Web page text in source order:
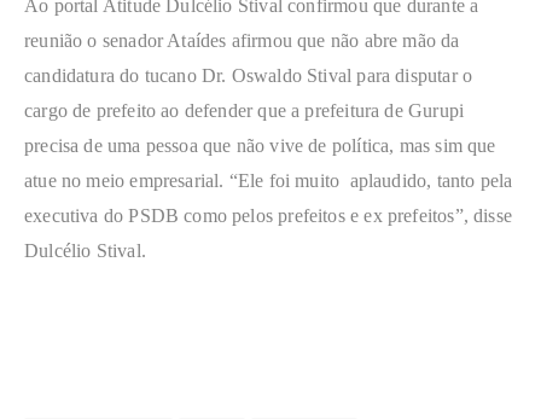
Ao portal Atitude Dulcélio Stival confirmou que durante a
reunião o senador Ataídes afirmou que não abre mão da
candidatura do tucano Dr. Oswaldo Stival para disputar o
cargo de prefeito ao defender que a prefeitura de Gurupi
precisa de uma pessoa que não vive de política, mas sim que
atue no meio empresarial. “Ele foi muito aplaudido, tanto pela
executiva do PSDB como pelos prefeitos e ex prefeitos”, disse
Dulcélio Stival.